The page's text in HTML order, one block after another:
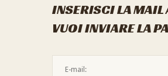
INSERISCI LA MAIL
VUOI INVIARE LA